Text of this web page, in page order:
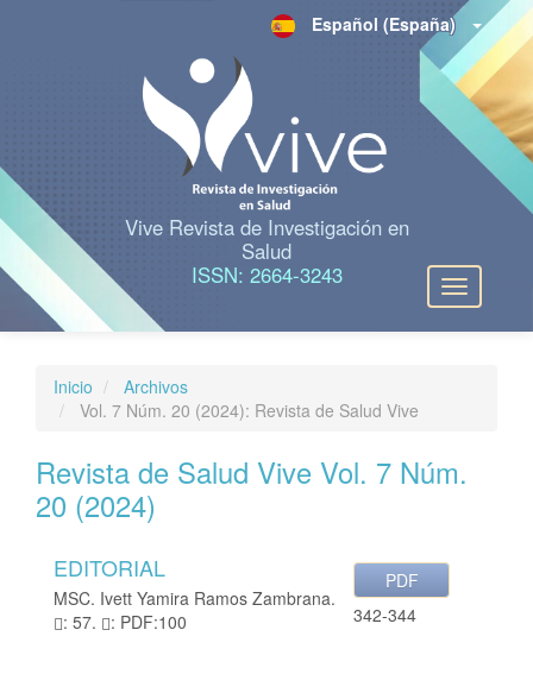
n
r
n
p
C
o
n
e
n
d
Español (España)
Vive Revista de Investigación en
Salud
ISSN: 2664-3243
Toggle
navigation
Inicio
Archivos
Vol. 7 Núm. 20 (2024): Revista de Salud Vive
Revista de Salud Vive Vol. 7 Núm.
20 (2024)
EDITORIAL
MSC. Ivett Yamira Ramos Zambrana.
: 57.
: PDF:100
PDF
342-344